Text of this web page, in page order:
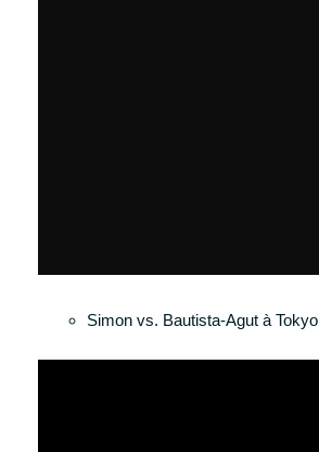
Simon vs. Bautista-Agut à Tokyo